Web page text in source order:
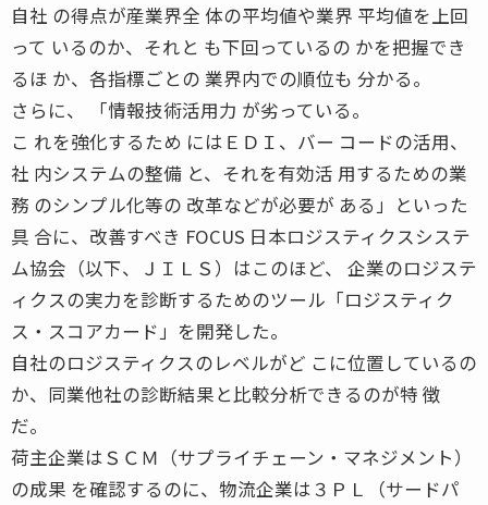
自社 の得点が産業界全 体の平均値や業界 平均値を上回
って いるのか、それと も下回っているの かを把握でき
るほ か、各指標ごとの 業界内での順位も 分かる。
さらに、 「情報技術活用力 が劣っている。
こ れを強化するため にはＥＤＩ、バー コードの活用、
社 内システムの整備 と、それを有効活 用するための業
務 のシンプル化等の 改革などが必要が ある」といった
具 合に、改善すべき FOCUS 日本ロジスティクスシステ
ム協会（以下、ＪＩＬＳ）はこのほど、 企業のロジステ
ィクスの実力を診断するためのツール「ロジスティク
ス・スコアカード」を開発した。
自社のロジスティクスのレベルがど こに位置しているの
か、同業他社の診断結果と比較分析できるのが特 徴
だ。
荷主企業はＳＣＭ（サプライチェーン・マネジメント）
の成果 を確認するのに、物流企業は３ＰＬ（サードパ